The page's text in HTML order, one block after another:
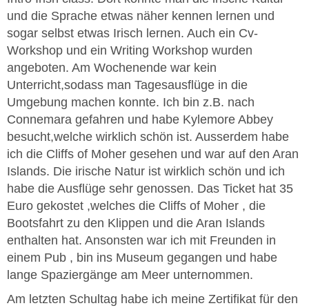
und die Sprache etwas näher kennen lernen und
sogar selbst etwas Irisch lernen. Auch ein Cv-
Workshop und ein Writing Workshop wurden
angeboten. Am Wochenende war kein
Unterricht,sodass man Tagesausflüge in die
Umgebung machen konnte. Ich bin z.B. nach
Connemara gefahren und habe Kylemore Abbey
besucht,welche wirklich schön ist. Ausserdem habe
ich die Cliffs of Moher gesehen und war auf den Aran
Islands. Die irische Natur ist wirklich schön und ich
habe die Ausflüge sehr genossen. Das Ticket hat 35
Euro gekostet ,welches die Cliffs of Moher , die
Bootsfahrt zu den Klippen und die Aran Islands
enthalten hat. Ansonsten war ich mit Freunden in
einem Pub , bin ins Museum gegangen und habe
lange Spaziergänge am Meer unternommen.
Am letzten Schultag habe ich meine Zertifikat für den